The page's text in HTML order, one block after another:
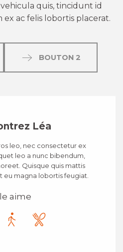
quis, tincidunt id
ac felis lobortis placerat.
BOUTON 2
Léa
leo, nec consectetur ex
leo a nunc bibendum,
Quisque quis mattis
eu magna lobortis feugiat.
aime